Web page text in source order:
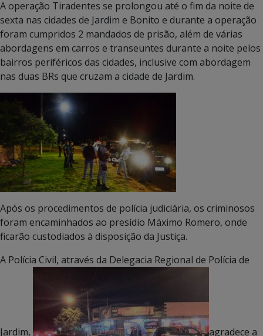
A operação Tiradentes se prolongou até o fim da noite de
sexta nas cidades de Jardim e Bonito e durante a operação
foram cumpridos 2 mandados de prisão, além de várias
abordagens em carros e transeuntes durante a noite pelos
bairros periféricos das cidades, inclusive com abordagem
nas duas BRs que cruzam a cidade de Jardim.
Após os procedimentos de polícia judiciária, os criminosos
foram encaminhados ao presídio Máximo Romero, onde
ficarão custodiados à disposição da Justiça.
A Polícia Civil, através da Delegacia Regional de Polícia de
Jardim, agradece a